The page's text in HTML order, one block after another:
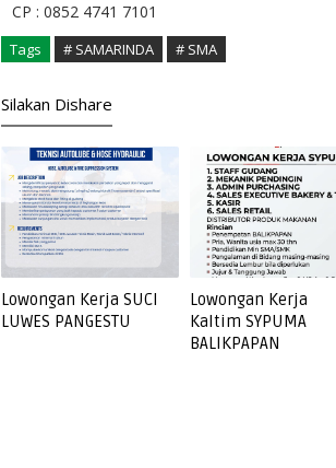
CP : 0852 4741 7101
Tags # SAMARINDA # SMA
Silakan Dishare
Lowongan Kerja SUCI
LUWES PANGESTU
Lowongan Kerja
Kaltim SYPUMA
BALIKPAPAN